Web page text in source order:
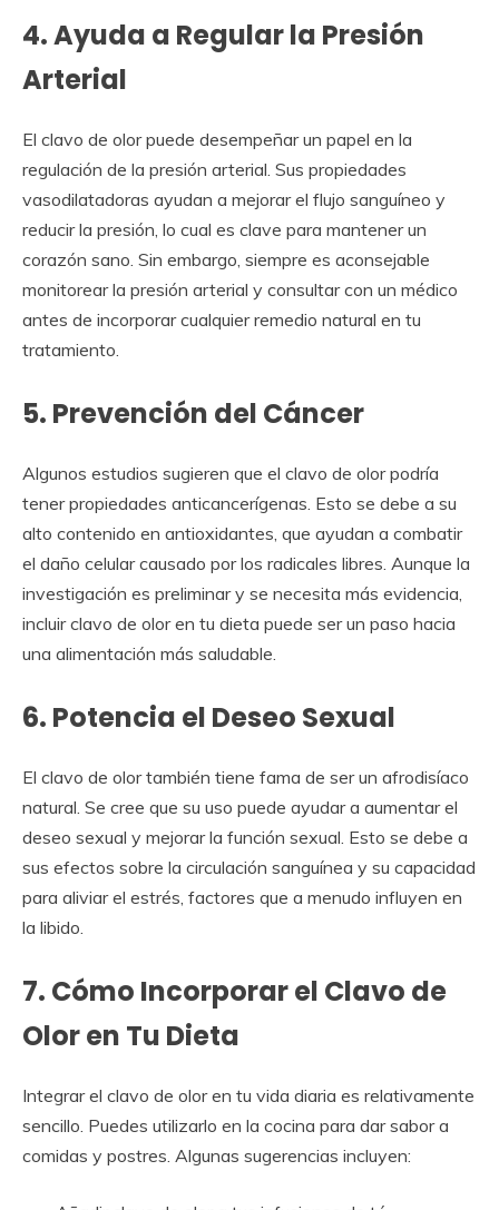
4. Ayuda a Regular la Presión
Arterial
El clavo de olor puede desempeñar un papel en la
regulación de la presión arterial. Sus propiedades
vasodilatadoras ayudan a mejorar el flujo sanguíneo y
reducir la presión, lo cual es clave para mantener un
corazón sano. Sin embargo, siempre es aconsejable
monitorear la presión arterial y consultar con un médico
antes de incorporar cualquier remedio natural en tu
tratamiento.
5. Prevención del Cáncer
Algunos estudios sugieren que el clavo de olor podría
tener propiedades anticancerígenas. Esto se debe a su
alto contenido en antioxidantes, que ayudan a combatir
el daño celular causado por los radicales libres. Aunque la
investigación es preliminar y se necesita más evidencia,
incluir clavo de olor en tu dieta puede ser un paso hacia
una alimentación más saludable.
6. Potencia el Deseo Sexual
El clavo de olor también tiene fama de ser un afrodisíaco
natural. Se cree que su uso puede ayudar a aumentar el
deseo sexual y mejorar la función sexual. Esto se debe a
sus efectos sobre la circulación sanguínea y su capacidad
para aliviar el estrés, factores que a menudo influyen en
la libido.
7. Cómo Incorporar el Clavo de
Olor en Tu Dieta
Integrar el clavo de olor en tu vida diaria es relativamente
sencillo. Puedes utilizarlo en la cocina para dar sabor a
comidas y postres. Algunas sugerencias incluyen: